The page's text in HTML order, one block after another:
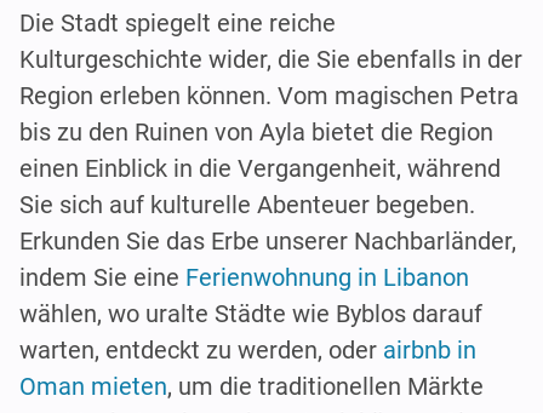
Die Stadt spiegelt eine reiche
Kulturgeschichte wider, die Sie ebenfalls in der
Region erleben können. Vom magischen Petra
bis zu den Ruinen von Ayla bietet die Region
einen Einblick in die Vergangenheit, während
Sie sich auf kulturelle Abenteuer begeben.
Erkunden Sie das Erbe unserer Nachbarländer,
indem Sie eine Ferienwohnung in Libanon
wählen, wo uralte Städte wie Byblos darauf
warten, entdeckt zu werden, oder airbnb in
Oman mieten, um die traditionellen Märkte